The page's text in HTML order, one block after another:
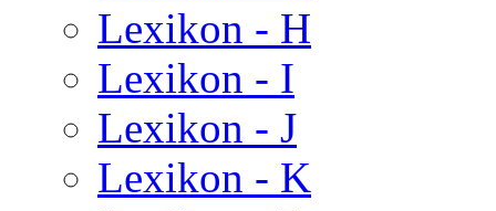
Lexikon - H
Lexikon - I
Lexikon - J
Lexikon - K